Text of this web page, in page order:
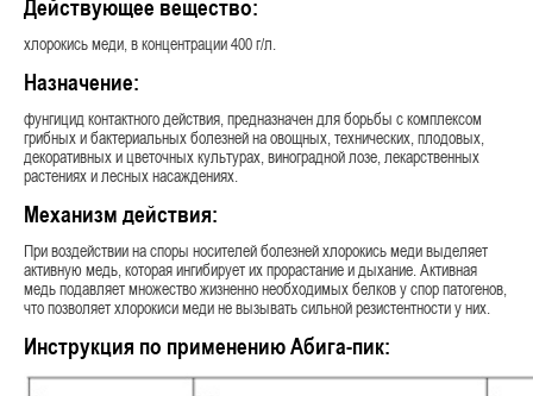
Действующее вещество:
хлорокись меди, в концентрации 400 г/л.
Назначение:
фунгицид контактного действия, предназначен для борьбы с комплексом
грибных и бактериальных болезней на овощных, технических, плодовых,
декоративных и цветочных культурах, виноградной лозе, лекарственных
растениях и лесных насаждениях.
Механизм действия:
При воздействии на споры носителей болезней хлорокись меди выделяет
активную медь, которая ингибирует их прорастание и дыхание. Активная
медь подавляет множество жизненно необходимых белков у спор патогенов,
что позволяет хлорокиси меди не вызывать сильной резистентности у них.
Инструкция по применению Абига-пик: